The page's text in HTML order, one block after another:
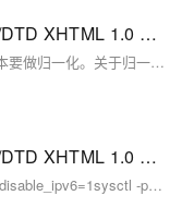
<!DOCTYPE html PUBLIC "-//W3C//DTD XHTML 1.0 Transitional//EN" "http://www.w3.org/TR/xhtml1/DTD/xhtml1-strict.dtd"> <html><head><meta http-equiv="Cont
1.样本要随机化，防止大数据淹没小数据 2.样本要做归一化。关于归一化的好处请参考：为何需要归一化处理3.激活函数要视样本输入选择(多层神经网络一般使用relu)4.
<!DOCTYPE html PUBLIC "-//W3C//DTD XHTML 1.0 Transitional//EN" "http://www.w3.org/TR/xhtml1/DTD/xhtml1-strict.dtd"> <html><head><meta http-equiv="Cont
两步完成 vi /etc/sysctl.conf net.ipv6.conf.all.disable_ipv6=1sysctl -p /etc/sysctl.